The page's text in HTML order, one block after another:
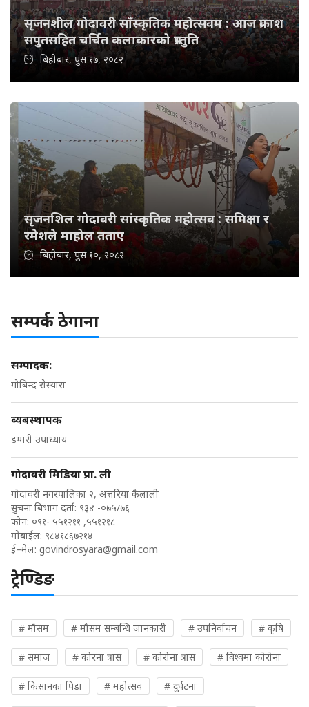
सृजनशील गोदावरी साँस्कृतिक महोत्सवम : आज प्रकाश
सपुतसहित चर्चित कलाकारको प्रस्तुति
बिहीबार, पुस १७, २०८२
सृजनशिल गोदावरी सांस्कृतिक महोत्सव : समिक्षा र
रमेशले माहोल तताए
बिहीबार, पुस १०, २०८२
सम्पर्क ठेगाना
सम्पादक:
गोबिन्द रोस्यारा
ब्यबस्थापक
डम्मरी उपाध्याय
गोदावरी मिडिया प्रा. ली
गोदावरी नगरपालिका २, अत्तरिया कैलाली
सुचना बिभाग दर्ता: ९३४ -०७५/७६
फोन: ०९१- ५५१२११ ,५५१२१८
मोबाईल: ९८४१८६७२१४
ई–मेल: govindrosyara@gmail.com
ट्रेण्डिङ
# मौसम # मौसम सम्बन्धि जानकारी # उपनिर्वाचन # कृषि
# समाज # कोरना त्रास # कोरोना त्रास # विश्वमा कोरोना
# किसानका पिडा # महोत्सव # दुर्घटना